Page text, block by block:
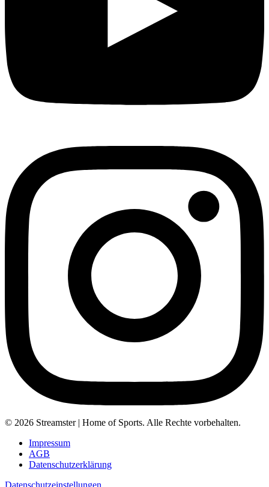
© 2026 Streamster | Home of Sports. Alle Rechte vorbehalten.
Impressum
AGB
Datenschutzerklärung